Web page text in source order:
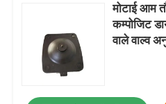
स्लरी पाइप प्लग
रोलिंग डायफ्राम सील
मोटाई आम
कम्पोजिट
वाले वाल्व